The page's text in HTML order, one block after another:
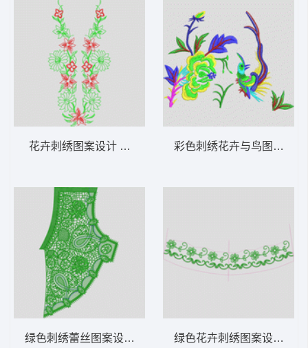
花卉刺绣图案设计 简单对称花领
绿色刺绣蕾丝图案设计 仿水溶肩
彩色刺绣花卉与鸟图案 传
绿色花卉刺绣图案设计 简